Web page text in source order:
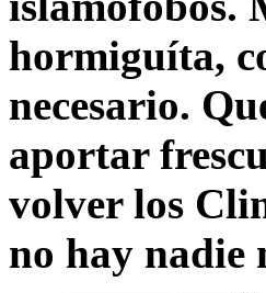
hormiguíta,
necesario.
aportar
volver los
no hay nadie